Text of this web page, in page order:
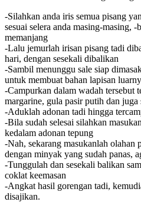
-Silahkan anda iris semua pisang
sesuai selera anda masing-masing,
memanjang
-Lalu jemurlah irisan pisang tadi
hari, dengan sesekali dibalikan
-Sambil menunggu sale siap
untuk membuat bahan lapisan
-Campurkan dalam wadah tersebut
margarine, gula pasir putih dan juga
-Aduklah adonan tadi hingga
-Bila sudah selesai silahkan
kedalam adonan tepung
-Nah, sekarang masukanlah olahan
dengan minyak yang sudah panas,
-Tunggulah dan sesekali balikan
coklat keemasan
-Angkat hasil gorengan tadi,
disajikan.